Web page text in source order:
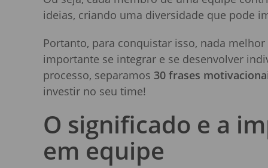
ideias, criando uma diversidade que pode
Portanto, para conquistar isso, nada melhor
importante se integrar e se desenvolver
processo, separamos 30 frases
investir no seu time!
O significado e a
em equipe